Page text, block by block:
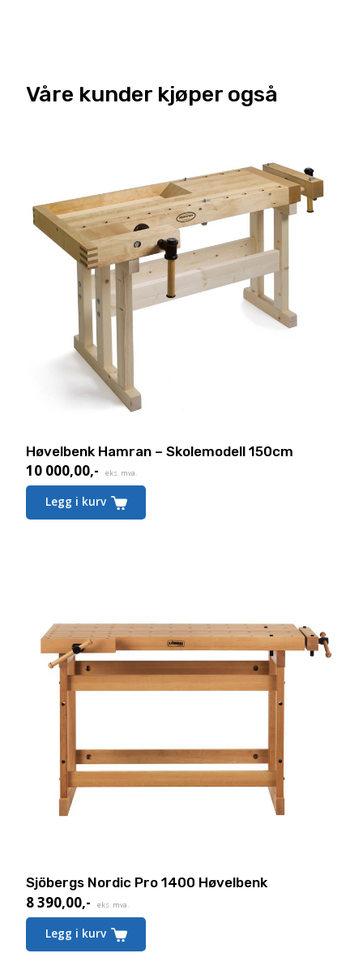
Våre kunder kjøper også
Høvelbenk Hamran – Skolemodell 150cm
10 000,00,- eks. mva.
Legg i kurv
Sjöbergs Nordic Pro 1400 Høvelbenk
8 390,00,- eks. mva.
Legg i kurv